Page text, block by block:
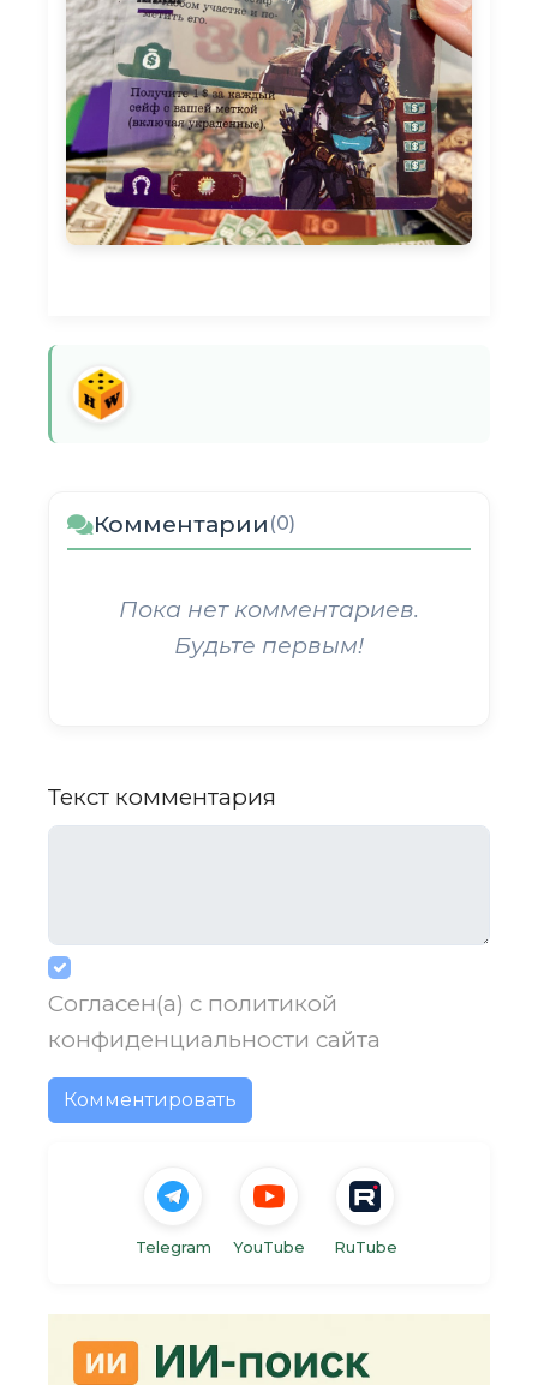
Комментарии (0)
Пока нет комментариев.
Будьте первым!
Текст комментария
Согласен(а) с политикой
конфиденциальности сайта
Комментировать
Telegram YouTube RuTube